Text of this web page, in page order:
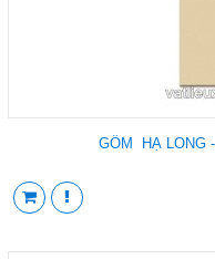
GỐM HẠ LONG